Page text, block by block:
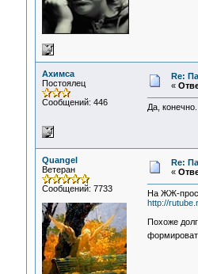
Ахимса
Постоялец
Сообщений: 446
Re:
«
Да, конечно.
Quangel
Ветеран
Сообщений: 7733
Re:
«
На ЖЖ-
http://
Похоже